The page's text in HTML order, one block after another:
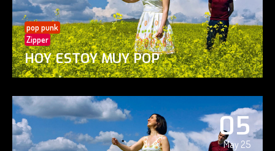
pop punk
Zipper
HOY ESTOY MUY POP
05
May 25